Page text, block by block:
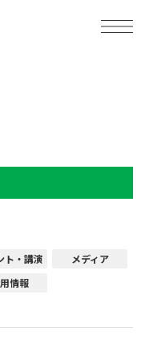
ト・講演
メディア
情報